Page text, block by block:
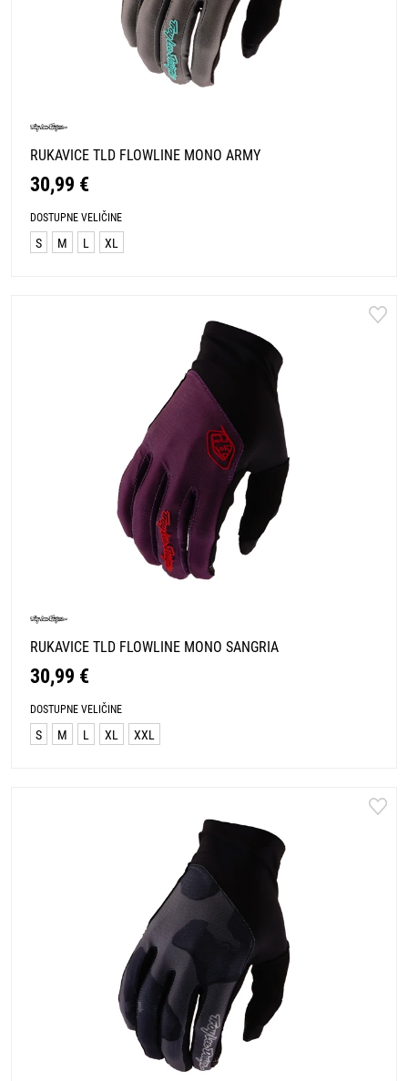
RUKAVICE TLD FLOWLINE MONO ARMY
30,99 €
DOSTUPNE VELIČINE
S M L XL
RUKAVICE TLD FLOWLINE MONO SANGRIA
30,99 €
DOSTUPNE VELIČINE
S M L XL XXL